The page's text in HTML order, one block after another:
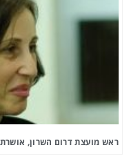
ראש מועצת דרום השרון, אושרת